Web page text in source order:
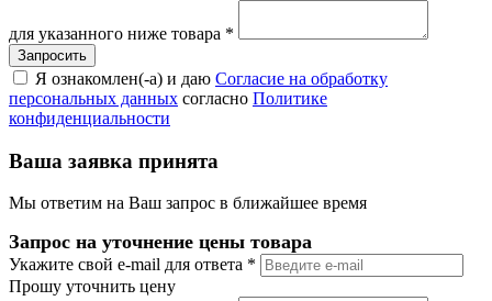
для указанного ниже товара *
Я ознакомлен(-а) и даю Согласие на обработку
персональных данных согласно Политике
конфиденциальности
Ваша заявка принята
Мы ответим на Ваш запрос в ближайшее время
Запрос на уточнение цены товара
Укажите свой e-mail для ответа *
Прошу уточнить цену